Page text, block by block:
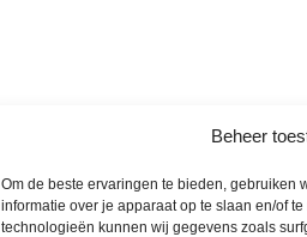
Beheer
Om de beste ervaringen te bieden, gebruiken
informatie over je apparaat op te slaan en/of
technologieën kunnen wij gegevens zoals